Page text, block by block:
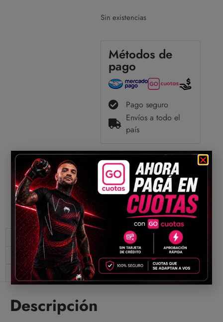
Sin existencias
Métodos de
pago
Pago seguro
Envíos a todo el
país
Compartir
Descripción
Información adicional
Valoraciones (0)
Descripción